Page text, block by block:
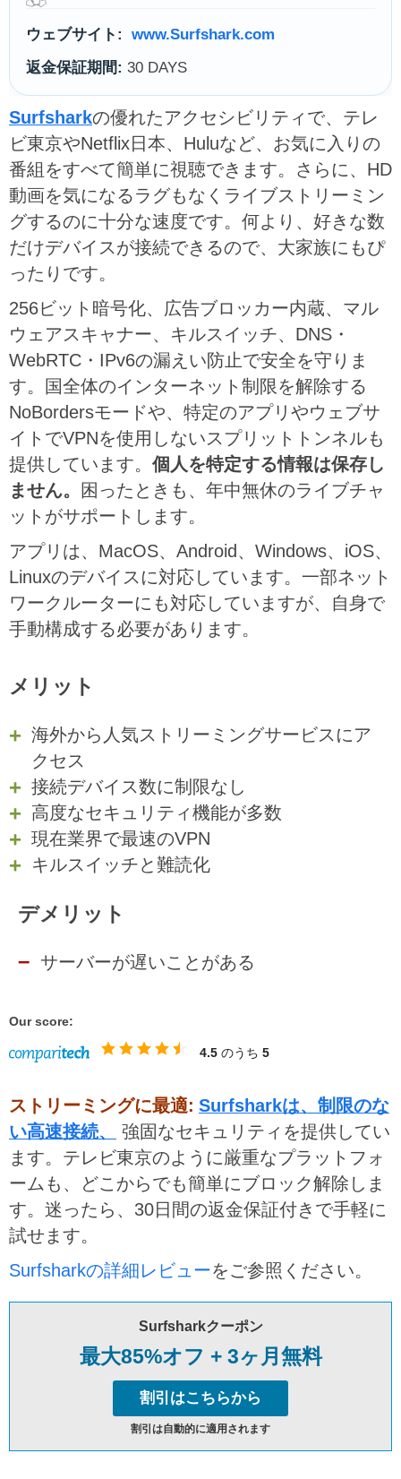
ウェブサイト:
www.Surfshark.com
返金保証期間: 30 DAYS
Surfsharkの優れたアクセシビリティで、テレ
ビ東京やNetflix日本、Huluなど、お気に入りの
番組をすべて簡単に視聴できます。さらに、HD
動画を気になるラグもなくライブストリーミン
グするのに十分な速度です。何より、好きな数
だけデバイスが接続できるので、大家族にもぴ
ったりです。
256ビット暗号化、広告ブロッカー内蔵、マル
ウェアスキャナー、キルスイッチ、DNS・
WebRTC・IPv6の漏えい防止で安全を守りま
す。国全体のインターネット制限を解除する
NoBordersモードや、特定のアプリやウェブサ
イトでVPNを使用しないスプリットトンネルも
提供しています。 個人を特定する情報は保存し
ません。 困ったときも、年中無休のライブチャ
ットがサポートします。
アプリは、MacOS、Android、Windows、iOS、
Linuxのデバイスに対応しています。一部ネット
ワークルーターにも対応していますが、自身で
手動構成する必要があります。
メリット
海外から人気ストリーミングサービスにア
クセス
接続デバイス数に制限なし
高度なセキュリティ機能が多数
現在業界で最速のVPN
キルスイッチと難読化
デメリット
サーバーが遅いことがある
Our score:
4.5 のうち 5
ストリーミングに最適: Surfsharkは、制限のな
い高速接続、
強固なセキュリティを提供してい
ます。テレビ東京のように厳重なプラットフォ
ームも、どこからでも簡単にブロック解除しま
す。迷ったら、30日間の返金保証付きで手軽に
試せます。
Surfsharkの詳細レビューをご参照ください。
Surfsharkクーポン
最大85%オフ + 3ヶ月無料
割引はこちらから
割引は自動的に適用されます